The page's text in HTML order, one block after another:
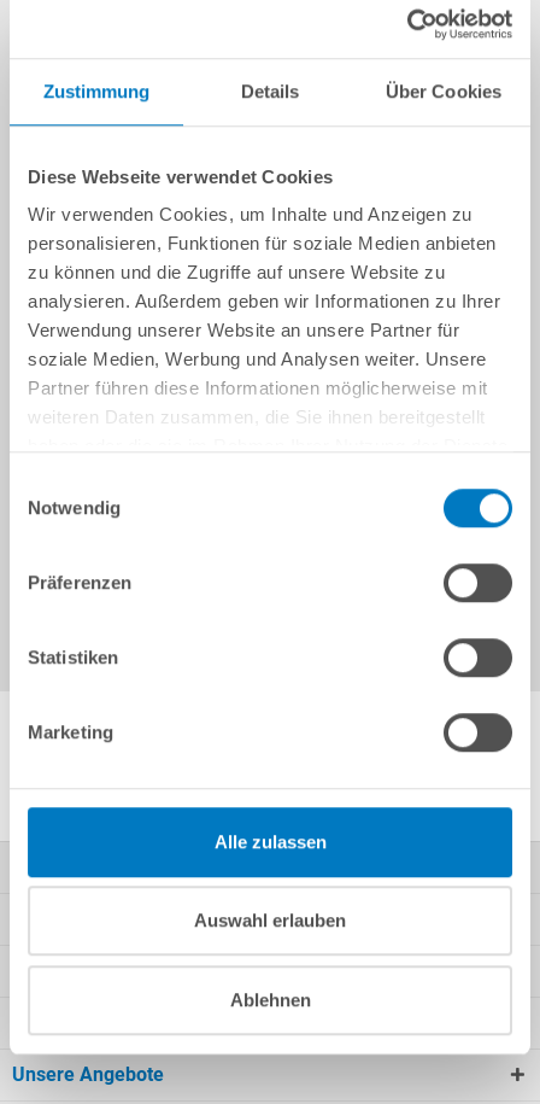
Zustimmung Details Über Cookies
Diese Webseite verwendet Cookies
Wir verwenden Cookies, um Inhalte und Anzeigen zu
personalisieren, Funktionen für soziale Medien anbieten
zu können und die Zugriffe auf unsere Website zu
analysieren. Außerdem geben wir Informationen zu Ihrer
Verwendung unserer Website an unsere Partner für
soziale Medien, Werbung und Analysen weiter. Unsere
Partner führen diese Informationen möglicherweise mit
weiteren Daten zusammen, die Sie ihnen bereitgestellt
Notwendig
Präferenzen
Statistiken
Marketing
Alle zulassen
Auswahl erlauben
Ablehnen
Weitere Anleitungen von POOLSANA
Kundeninformationen
Unsere Angebote